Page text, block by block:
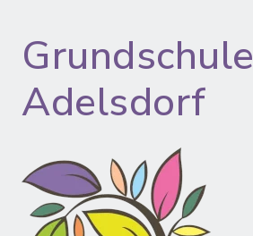
Grundschule
Adelsdorf